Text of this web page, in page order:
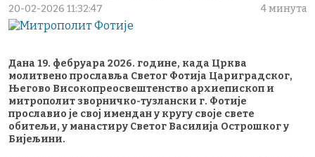
20-02-2026 11:32:47 4 минута
Дана 19. фебруара 2026. године, када Црква
молитвено прославља Светог Фотија Цариградског,
Његово Високопреосвештенство архиепископ и
митрополит зворничко-тузлански г. Фотије
прославио је свој имендан у кругу своје свете
обитељи, у манастиру Светог Василија Острошког у
Бијељини.